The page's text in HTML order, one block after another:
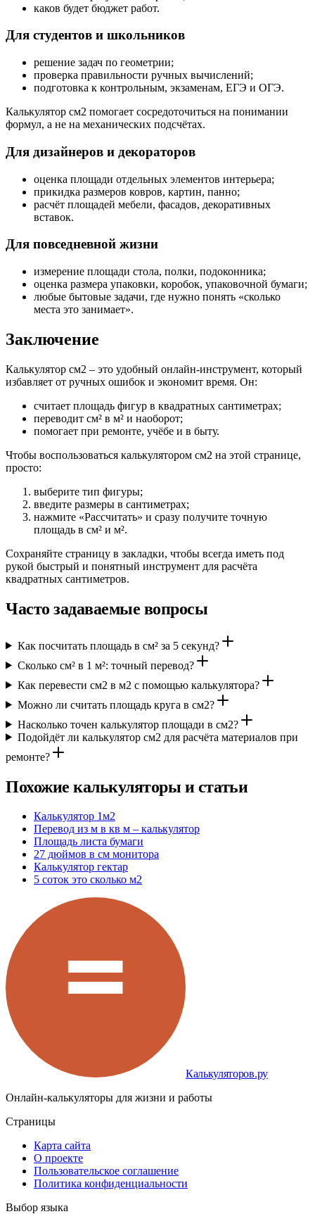
каков будет бюджет работ.
Для студентов и школьников
решение задач по геометрии;
проверка правильности ручных вычислений;
подготовка к контрольным, экзаменам, ЕГЭ и ОГЭ.
Калькулятор см2 помогает сосредоточиться на понимании
формул, а не на механических подсчётах.
Для дизайнеров и декораторов
оценка площади отдельных элементов интерьера;
прикидка размеров ковров, картин, панно;
расчёт площадей мебели, фасадов, декоративных
вставок.
Для повседневной жизни
измерение площади стола, полки, подоконника;
оценка размера упаковки, коробок, упаковочной бумаги;
любые бытовые задачи, где нужно понять «сколько
места это занимает».
Заключение
Калькулятор см2 – это удобный онлайн‑инструмент, который
избавляет от ручных ошибок и экономит время. Он:
считает площадь фигур в квадратных сантиметрах;
переводит см² в м² и наоборот;
помогает при ремонте, учёбе и в быту.
Чтобы воспользоваться калькулятором см2 на этой странице,
просто:
выберите тип фигуры;
введите размеры в сантиметрах;
нажмите «Рассчитать» и сразу получите точную
площадь в см² и м².
Сохраняйте страницу в закладки, чтобы всегда иметь под
рукой быстрый и понятный инструмент для расчёта
квадратных сантиметров.
Часто задаваемые вопросы
Как посчитать площадь в см² за 5 секунд?
Сколько см² в 1 м²: точный перевод?
Как перевести см2 в м2 с помощью калькулятора?
Можно ли считать площадь круга в см2?
Насколько точен калькулятор площади в см2?
Подойдёт ли калькулятор см2 для расчёта материалов при
ремонте?
Похожие калькуляторы и статьи
Калькулятор 1м2
Перевод из м в кв м – калькулятор
Площадь листа бумаги
27 дюймов в см монитора
Калькулятор гектар
5 соток это сколько м2
Калькуляторов.ру
Онлайн-калькуляторы для жизни и работы
Страницы
Карта сайта
О проекте
Пользовательское соглашение
Политика конфиденциальности
Выбор языка